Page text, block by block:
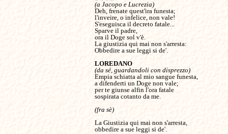
(a Jacopo e Lucrezia)
Deh, frenate quest'ira funesta;
l'inveire, o infelice, non vale!
S'eseguisca il decreto fatale...
Sparve il padre,
ora il Doge sol v'è.
La giustizia qui mai non s'arresta:
Obbedire a sue leggi si de'.
LOREDANO
(da sé, guardandoli con disprezzo)
Empia schiatta al mio sangue funesta,
a difenderti un Doge non vale;
per te giunse alfin l'ora fatale
sospirata cotanto da me.
(fra sè)
La Giustizia qui mai non s'arresta,
obbedire a sue leggi si de'.